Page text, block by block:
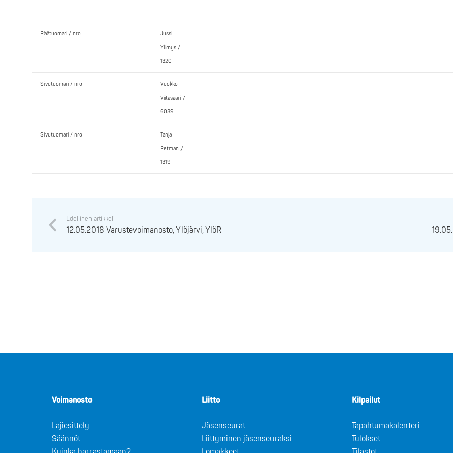
Päätuomari / nro Jussi
Ylimys /
1320
Sivutuomari / nro Vuokko
Viitasaari /
6039
Sivutuomari / nro Tanja
Petman /
1319
Edellinen artikkeli
12.05.2018 Varustevoimanosto, Ylöjärvi, YlöR
Voimanosto
Lajiesittely
Säännöt
Liitto
Jäsenseurat
Liittyminen jäsenseuraksi
Kilpailut
Tapahtumakalenteri
Tulokset